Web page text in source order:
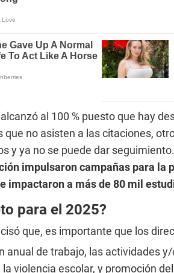
al 100 % puesto que hay
que no asisten a las citaciones,
y ya no se puede dar seguimiento.
impulsaron campañas para la
impactaron a más de 80 mil
para el 2025?
que, es importante que los
anual de trabajo, las actividades
violencia escolar, y promoción